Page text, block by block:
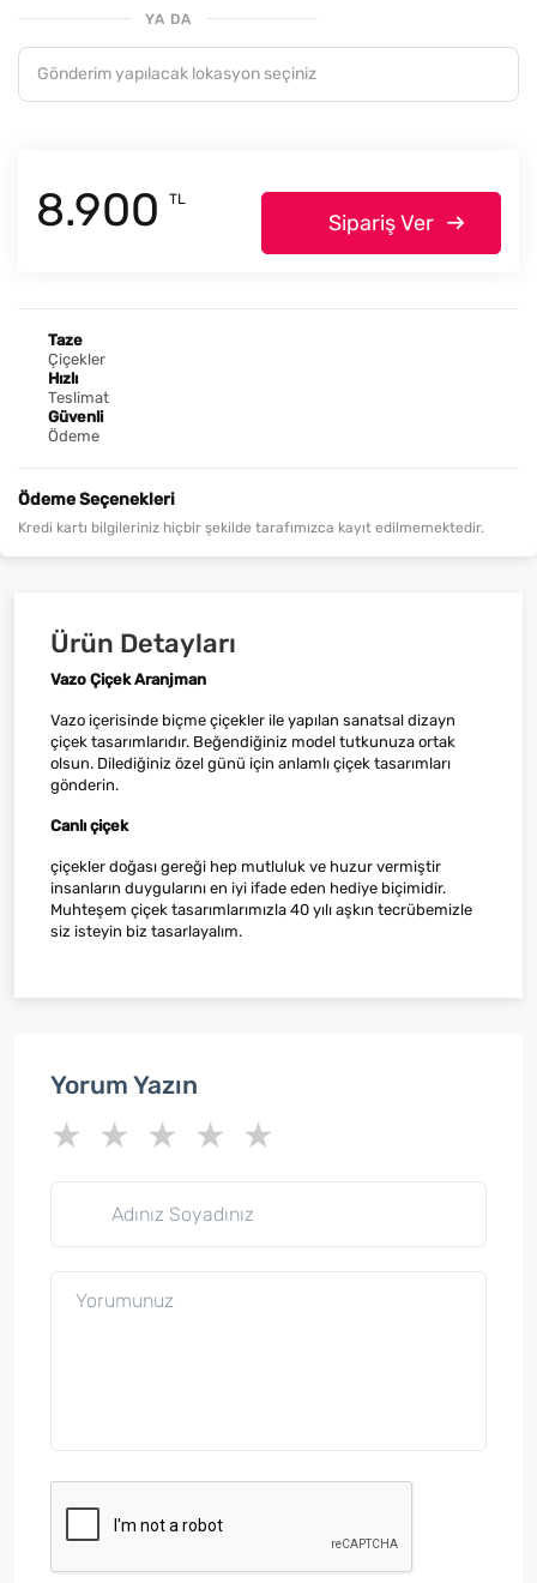
YA DA
8.900 TL
Sipariş Ver
Taze
Çiçekler
Hızlı
Teslimat
Güvenli
Ödeme
Ödeme Seçenekleri
Kredi kartı bilgileriniz hiçbir şekilde tarafımızca kayıt edilmemektedir.
Ürün Detayları
Vazo Çiçek Aranjman
Vazo içerisinde biçme çiçekler ile yapılan sanatsal dizayn
çiçek tasarımlarıdır. Beğendiğiniz model tutkunuza ortak
olsun. Dilediğiniz özel günü için anlamlı çiçek tasarımları
gönderin.
Canlı çiçek
çiçekler doğası gereği hep mutluluk ve huzur vermiştir
insanların duygularını en iyi ifade eden hediye biçimidir.
Muhteşem çiçek tasarımlarımızla 40 yılı aşkın tecrübemizle
siz isteyin biz tasarlayalım.
Yorum Yazın